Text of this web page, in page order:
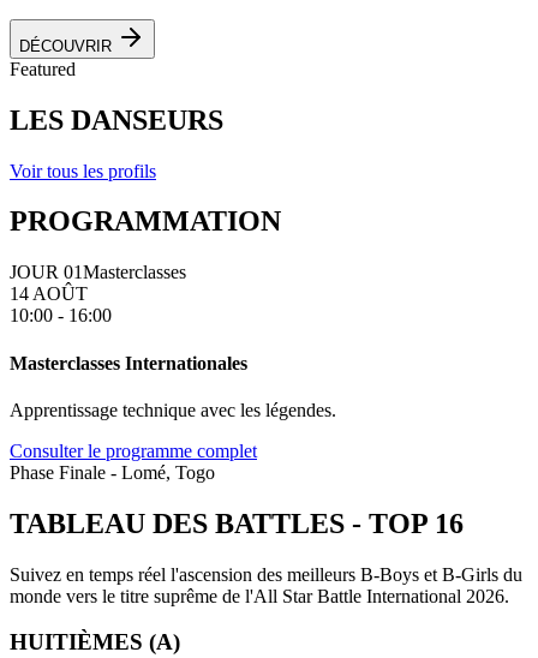
DÉCOUVRIR
Featured
LES DANSEURS
Voir tous les profils
PROGRAMMATION
JOUR 01Masterclasses
14 AOÛT
10:00 - 16:00
Masterclasses Internationales
Apprentissage technique avec les légendes.
Consulter le programme complet
Phase Finale - Lomé, Togo
TABLEAU DES BATTLES - TOP 16
Suivez en temps réel l'ascension des meilleurs B-Boys et B-Girls du
monde vers le titre suprême de l'All Star Battle International 2026.
HUITIÈMES (A)